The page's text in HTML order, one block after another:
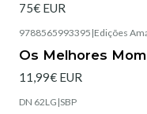
75€ EUR
9788565993395 |Edições
Os Melhores
11,99€ EUR
DN 62LG |SBP